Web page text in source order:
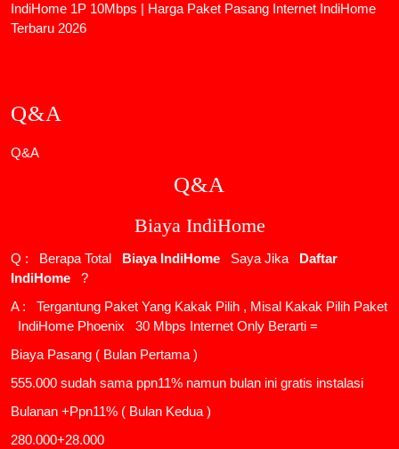
IndiHome 1P 10Mbps | Harga Paket Pasang Internet IndiHome
Terbaru 2026
Q&A
Q&A
Q&A
Biaya IndiHome
Q : Berapa Total Biaya IndiHome Saya Jika
Daftar
IndiHome
?
A : Tergantung Paket Yang Kakak Pilih , Misal Kakak Pilih Paket
IndiHome Phoenix
30 Mbps Internet Only Berarti =
Biaya Pasang ( Bulan Pertama )
555.000 sudah sama ppn11% namun bulan ini gratis instalasi
Bulanan +Ppn11% ( Bulan Kedua )
280.000+28.000